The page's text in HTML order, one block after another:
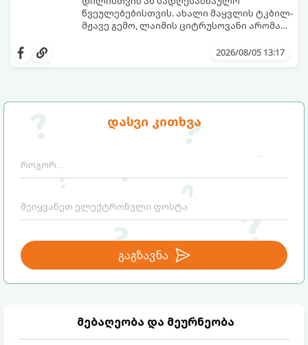
დასვი კითხვა
გაგზავნა
მებაღეობა და მეურნეობა
წვეულებებისთვის. ახალი მაყვლის ტკბილ-
მჟავე გემო, ლაიმის ციტრუსოვანი არომატი
საოცრად დახვეწილ და მაგრილებელ
და მის მომზადებას მინიმალური2026/08/05 13:17